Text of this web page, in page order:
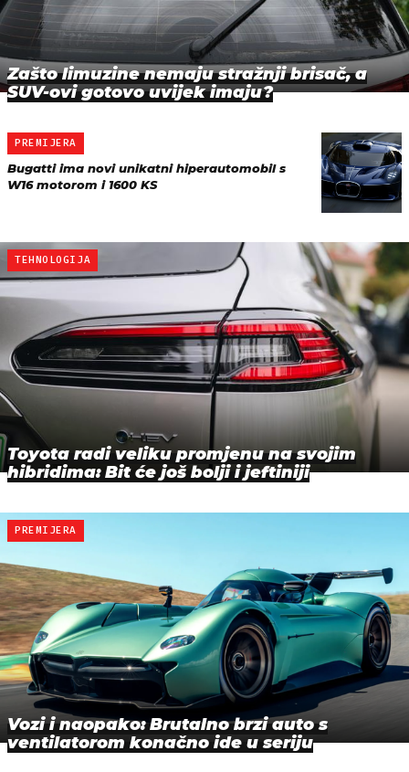
Zašto limuzine nemaju stražnji brisač, a
SUV-ovi gotovo uvijek imaju?
PREMIJERA
Bugatti ima novi unikatni hiperautomobil s
W16 motorom i 1600 KS
TEHNOLOGIJA
Toyota radi veliku promjenu na svojim
hibridima: Bit će još bolji i jeftiniji
PREMIJERA
Vozi i naopako: Brutalno brzi auto s
ventilatorom konačno ide u seriju